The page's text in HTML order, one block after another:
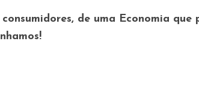
de uma Economia que